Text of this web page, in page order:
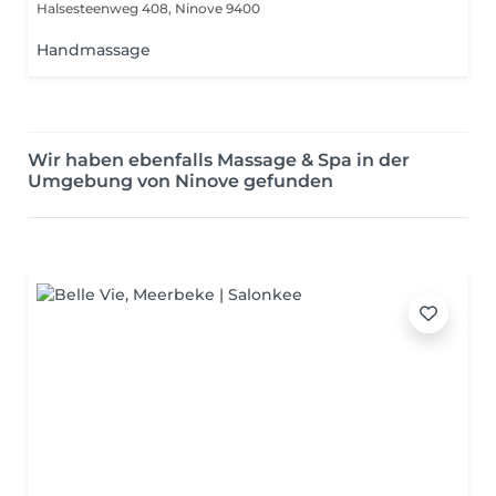
Halsesteenweg 408, Ninove 9400
Handmassage
Wir haben ebenfalls Massage & Spa in der
Umgebung von Ninove gefunden